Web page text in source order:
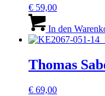
€ 59,00
In den
Thomas
€ 69,00